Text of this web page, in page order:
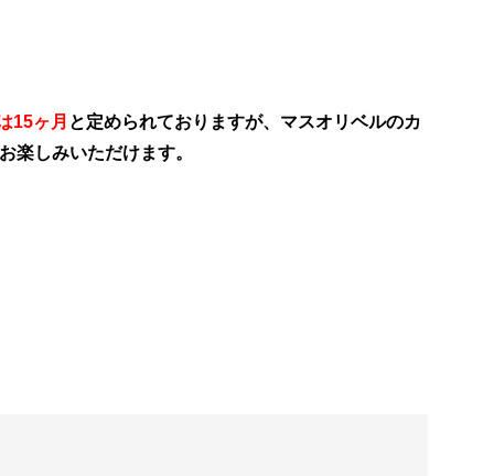
15ヶ月 と定められておりますが、マスオリベルのカ
楽しみいただけます。